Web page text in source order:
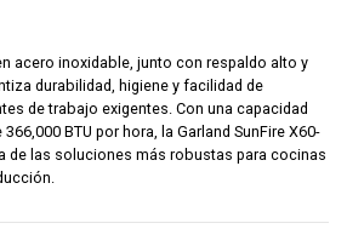
acero inoxidable, junto con respaldo alto y
durabilidad, higiene y facilidad de
de trabajo exigentes. Con una capacidad
BTU por hora, la Garland SunFire X60-
de las soluciones más robustas para cocinas